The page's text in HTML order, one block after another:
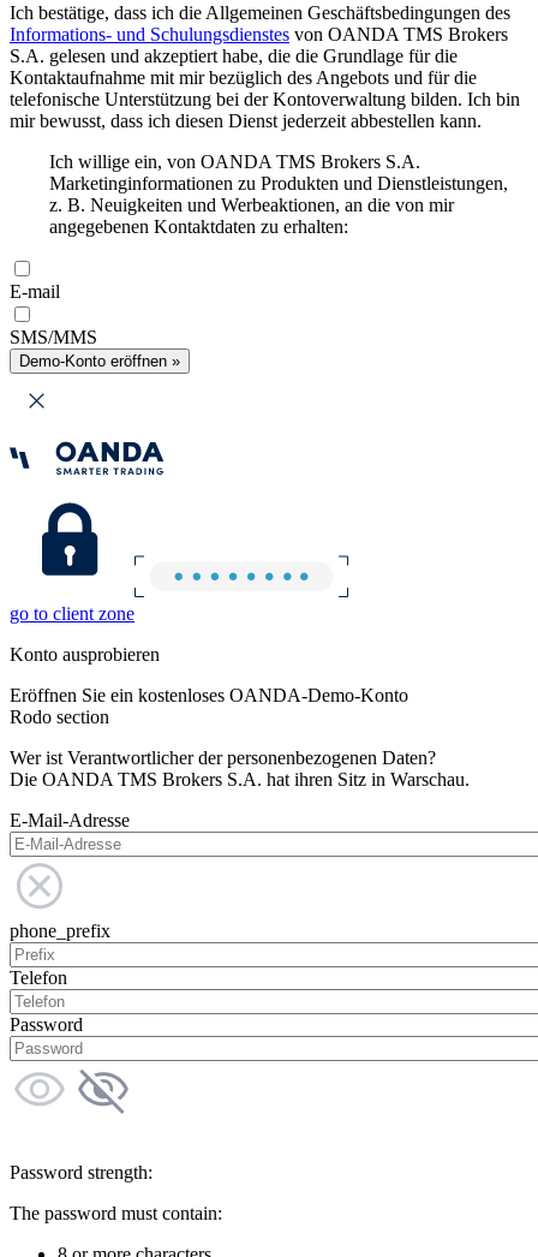
Ich bestätige, dass ich die Allgemeinen Geschäftsbedingungen des
Informations- und Schulungsdienstes von OANDA TMS Brokers
S.A. gelesen und akzeptiert habe, die die Grundlage für die
Kontaktaufnahme mit mir bezüglich des Angebots und für die
telefonische Unterstützung bei der Kontoverwaltung bilden. Ich bin
mir bewusst, dass ich diesen Dienst jederzeit abbestellen kann.
Ich willige ein, von OANDA TMS Brokers S.A.
Marketinginformationen zu Produkten und Dienstleistungen,
z. B. Neuigkeiten und Werbeaktionen, an die von mir
angegebenen Kontaktdaten zu erhalten:
E-mail
SMS/MMS
Demo-Konto eröffnen »
go to client zone
Konto ausprobieren
Eröffnen Sie ein kostenloses OANDA-Demo-Konto
Rodo section
Wer ist Verantwortlicher der personenbezogenen Daten?
Die OANDA TMS Brokers S.A. hat ihren Sitz in Warschau.
E-Mail-Adresse
phone_prefix
Telefon
Password
Password strength:
The password must contain: